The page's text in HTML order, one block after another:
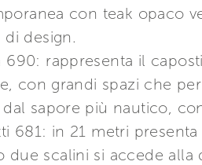
con teak opaco
di design.
690: rappresenta il
con grandi spazi che
sapore più nautico,
681: in 21 metri
due scalini si accede